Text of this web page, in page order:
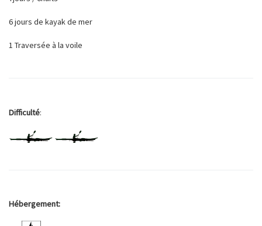
6 jours de kayak de mer
1 Traversée à la voile
Difficulté:
Hébergement: